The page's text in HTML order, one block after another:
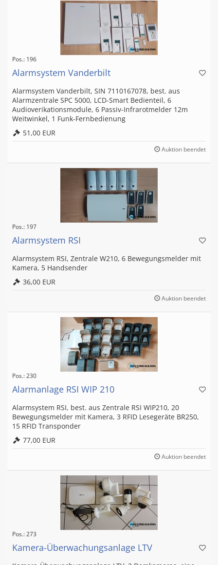
Pos.: 196
Alarmsystem Vanderbilt
Alarmsystem Vanderbilt, SIN 7110167078, best. aus
Alarmzentrale SPC 5000, LCD-Smart Bedienteil, 6
Audioverikationsmodule, 6 Passiv-Infrarotmelder 12m
Weitwinkel, 1 Funk-Fernbedienung
51,00 EUR
Auktion beendet
Pos.: 197
Alarmsystem RSI
Alarmsystem RSI, Zentrale W210, 6 Bewegungsmelder mit
Kamera, 5 Handsender
36,00 EUR
Auktion beendet
Pos.: 230
Alarmanlage RSI WIP 210
Alarmsystem RSI, best. aus Zentrale RSI WIP210, 20
Bewegungsmelder mit Kamera, 3 RFID Lesegeräte BR250,
15 RFID Transponder
77,00 EUR
Auktion beendet
Pos.: 273
Kamera-Überwachungsanlage LTV